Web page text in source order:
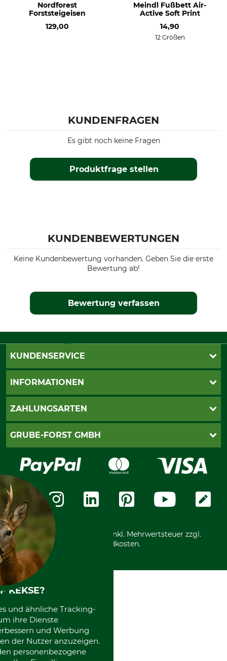
Nordforest
Forststeigeisen
129,00
Meindl Fußbett Air-
Active Soft Print
14,90
12 Größen
KUNDENFRAGEN
Produktfrage stellen
Es gibt noch keine Fragen
KUNDENBEWERTUNGEN
Keine Kundenbewertung vorhanden. Geben Sie die erste
Bewertung ab!
Bewertung verfassen
KUNDENSERVICE
Katalogbestellung
INFORMATIONEN
AGB
Widerrufsformular
Datenschutz
Zahlungsarten
ZAHLUNGSARTEN
PayPal
Vorkasse
GRUBE-FORST GMBH
Karriere
Über uns
Messetermine
Community
International
*Alle Preise in Euro und inkl. Mehrwertsteuer zzgl.
Versandkosten.
KEKSE?
und ähnliche Tracking-
ihre Dienste
und Werbung
der Nutzer anzuzeigen.
personenbezogene